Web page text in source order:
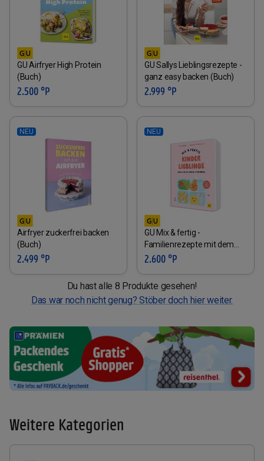
GU Airfryer High Protein
(Buch)
2.500 °P
GU Sallys Lieblingsrezepte -
ganz easy backen (Buch)
2.999 °P
NEU
Airfryer zuckerfrei backen
(Buch)
2.499 °P
NEU
GU Mix & fertig -
Familienrezepte mit dem
Thermomix® (Buch)
2.600 °P
Du hast alle 8 Produkte gesehen!
Das war noch nicht genug? Stöber doch hier weiter.
Weitere Kategorien